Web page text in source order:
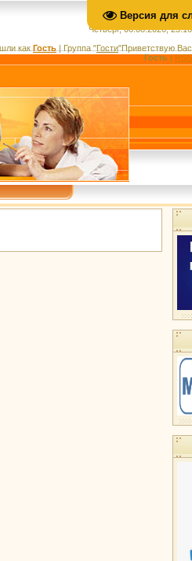
Версия для
Четверг, 06.08.2026, 23:16
как Гость | Группа "Гости"Приветствую Вас
Гость|RSS